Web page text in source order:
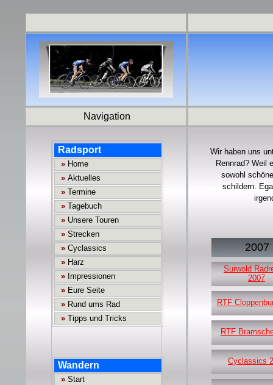
Navigation
Wir haben uns
Rennrad? Weil
sowohl
schildern.
2007
Surwold
2007
RTF
RTF
Cyclassics